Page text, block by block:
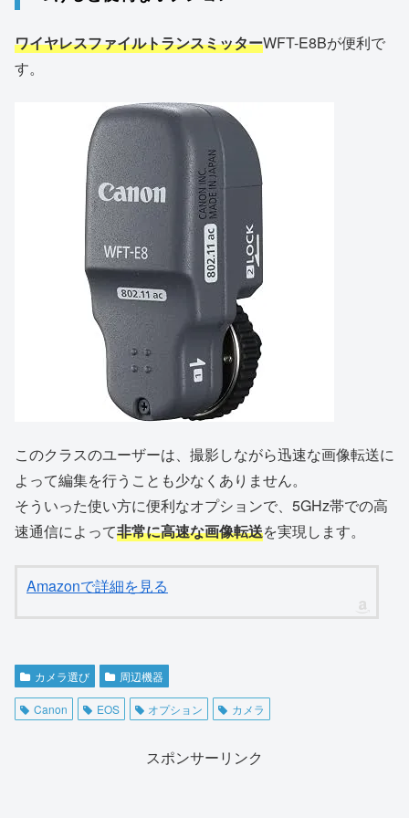
ワイヤレスファイルトランスミッターWFT-E8Bが便利で
す。
このクラスのユーザーは、撮影しながら迅速な画像転送に
よって編集を行うことも少なくありません。
そういった使い方に便利なオプションで、5GHz帯での高
速通信によって非常に高速な画像転送を実現します。
Amazonで詳細を見る
カメラ選び 周辺機器
Canon EOS オプション カメラ
スポンサーリンク